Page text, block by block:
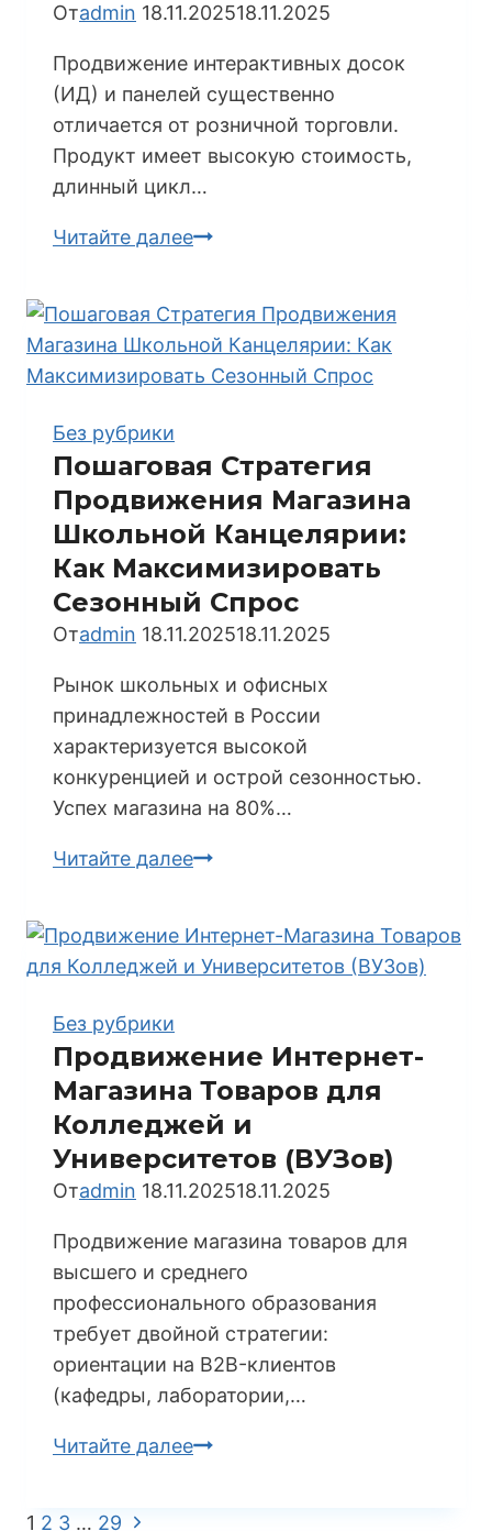
Отadmin 18.11.202518.11.2025
Продвижение интерактивных досок
(ИД) и панелей существенно
отличается от розничной торговли.
Продукт имеет высокую стоимость,
длинный цикл…
Читайте далееПошаговая
Магазина
Интерактивных
Досок
B2B
и
B2G
Сегментах
Без рубрики
Пошаговая Стратегия
Продвижения Магазина
Школьной Канцелярии:
Как Максимизировать
Сезонный Спрос
Отadmin 18.11.202518.11.2025
Рынок школьных и офисных
принадлежностей в России
характеризуется высокой
конкуренцией и острой сезонностью.
Успех магазина на 80%…
Читайте далееПошаговая
Магазина
Школьной
Максимизировать
Сезонный
Спрос
Без рубрики
Продвижение Интернет-
Магазина Товаров для
Колледжей и
Университетов (ВУЗов)
Отadmin 18.11.202518.11.2025
Продвижение магазина товаров для
высшего и среднего
профессионального образования
требует двойной стратегии:
ориентации на B2B-клиентов
(кафедры, лаборатории,…
Читайте далееПродвижение
1 2 3 … 29 Следующая